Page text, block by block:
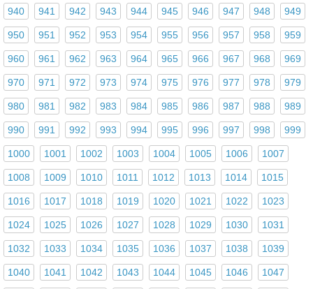
940 941 942 943 944 945 946 947 948 949
950 951 952 953 954 955 956 957 958 959
960 961 962 963 964 965 966 967 968 969
970 971 972 973 974 975 976 977 978 979
980 981 982 983 984 985 986 987 988 989
990 991 992 993 994 995 996 997 998 999
1000 1001 1002 1003 1004 1005 1006 1007
1008 1009 1010 1011 1012 1013 1014 1015
1016 1017 1018 1019 1020 1021 1022 1023
1024 1025 1026 1027 1028 1029 1030 1031
1032 1033 1034 1035 1036 1037 1038 1039
1040 1041 1042 1043 1044 1045 1046 1047